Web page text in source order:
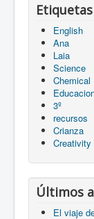
English
Ana
Laia
Science
Chemical
3º
recursos
Crianza
Creativity
Últimos
El viaje